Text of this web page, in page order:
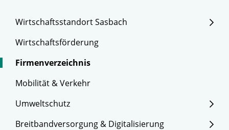
Wirtschaftsstandort Sasbach
Wirtschaftsförderung
Firmenverzeichnis
Mobilität & Verkehr
Umweltschutz
Breitbandversorgung & Digitalisierung